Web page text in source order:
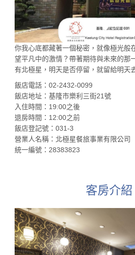
你我心底都藏著一個秘密，就像極光般
望平凡中的激情？帶著期待與未來的那
有北極星，明天是否停留，就留給明天
飯店電話：02-2432-0099
飯店地址：基隆市樂利三街21號
入住時間：19:00之後
退房時間：12:00之前
飯店登記號：031-3
營業人名稱：北極星餐旅事業有限公司
統一編號：28383823
客房介紹